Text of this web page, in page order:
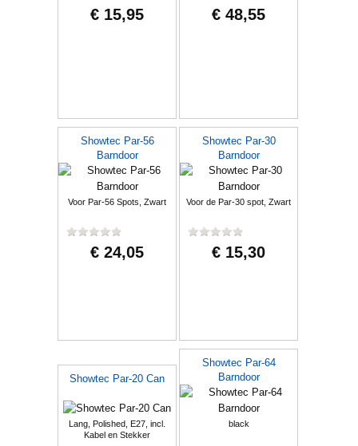
€ 15,95 € 48,55
Showtec Par-56
Barndoor
Voor Par-56 Spots, Zwart
€ 24,05
Showtec Par-30
Barndoor
Voor de Par-30 spot, Zwart
€ 15,30
Showtec Par-20 Can
Lang, Polished, E27, incl.
Kabel en Stekker
Showtec Par-64
Barndoor
black